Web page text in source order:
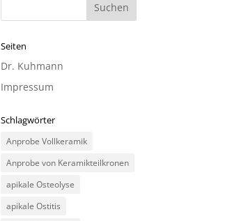
Seiten
Dr. Kuhmann
Impressum
Schlagwörter
Anprobe Vollkeramik
Anprobe von Keramikteilkronen
apikale Osteolyse
apikale Ostitis